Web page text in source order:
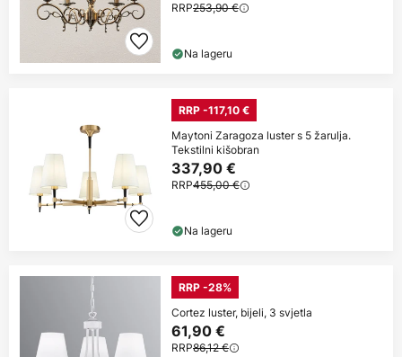
RRP253,90 €
Na lageru
RRP -117,10 €
Maytoni Zaragoza luster s 5 žarulja.
Tekstilni kišobran
337,90 €
RRP455,00 €
Na lageru
RRP -28%
Cortez luster, bijeli, 3 svjetla
61,90 €
RRP86,12 €